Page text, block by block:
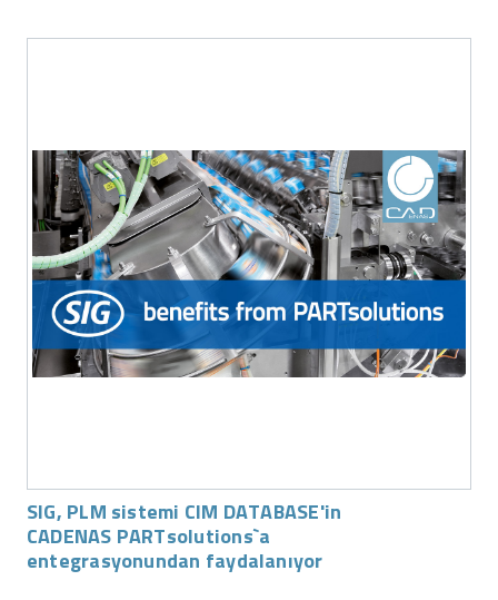
SIG, PLM sistemi CIM DATABASE'in
CADENAS PARTsolutions`a
entegrasyonundan faydalanıyor